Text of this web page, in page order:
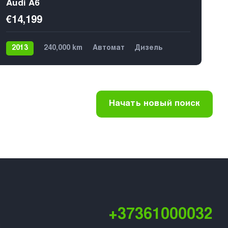
Audi A6
€14,199
2013 240,000 km Автомат
Дизель
Начать новый поиск
+37361000032